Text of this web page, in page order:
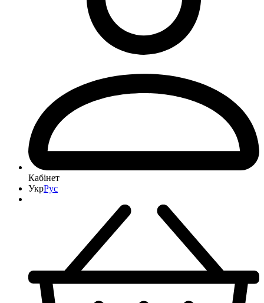
Кабінет
УкрРус